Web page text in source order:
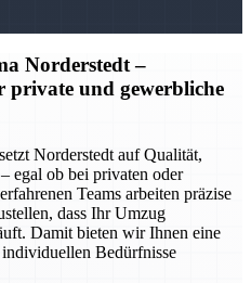
Norderstedt –
private und gewerbliche
Norderstedt auf Qualität,
egal ob bei privaten oder
Teams arbeiten präzise
dass Ihr Umzug
Damit bieten wir Ihnen eine
Bedürfnisse